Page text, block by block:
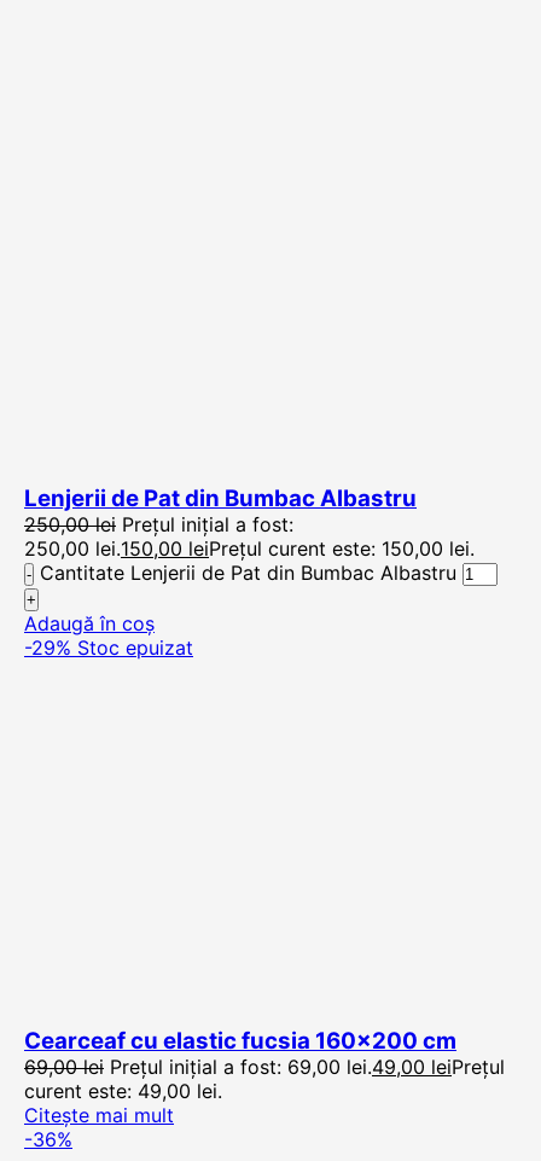
Lenjerii de Pat din Bumbac Albastru
250,00lei Prețul inițial a fost:
250,00 lei.150,00 leiPrețul curent este: 150,00 lei.
Cantitate Lenjerii de Pat din Bumbac Albastru
Adaugă în coș
-29% Stoc epuizat
Cearceaf cu elastic fucsia 160×200 cm
69,00lei Prețul inițial a fost: 69,00 lei.49,00 leiPrețul
curent este: 49,00 lei.
Citește mai mult
-36%